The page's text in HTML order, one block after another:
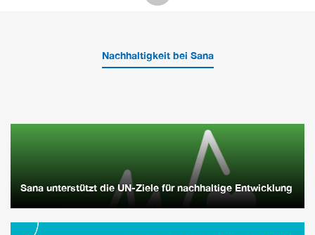
Nachhaltigkeit bei Sana
Sana unterstützt die UN-Ziele für nachhaltige Entwicklung